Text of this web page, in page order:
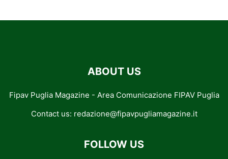
ABOUT US
Fipav Puglia Magazine - Area Comunicazione FIPAV Puglia
Contact us: redazione@fipavpugliamagazine.it
FOLLOW US